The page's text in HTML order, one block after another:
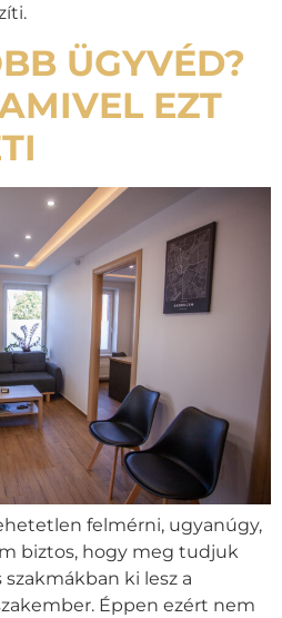
ÜGYVÉD?
EZT
felmérni, ugyanúgy,
biztos, hogy meg tudjuk
ki lesz a
Éppen ezért nem